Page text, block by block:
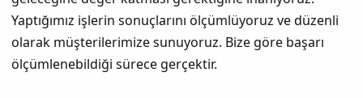
Yaptığımız işlerin sonuçlarını ölçümlüyoruz ve düzenli
olarak müşterilerimize sunuyoruz. Bize göre başarı
ölçümlenebildiği sürece gerçektir.